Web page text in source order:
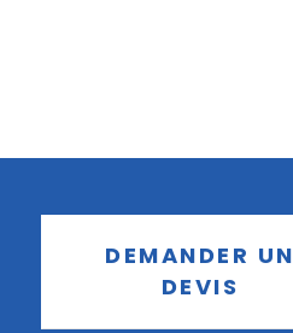
DEMANDER UN
DEVIS